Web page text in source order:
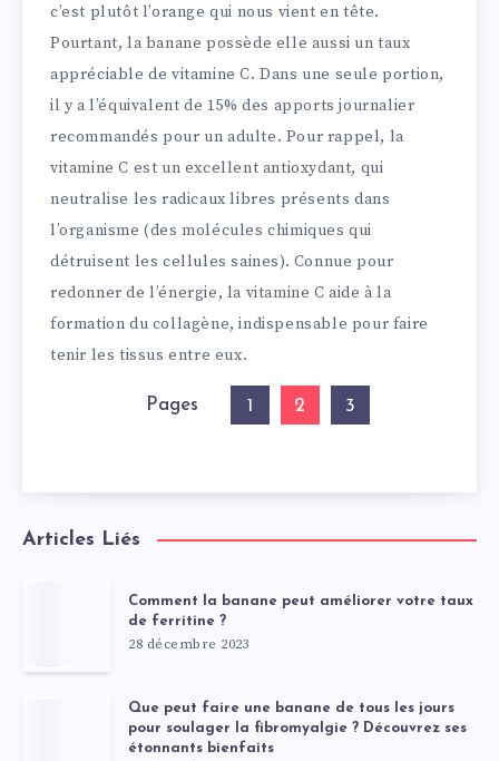
c’est plutôt l’orange qui nous vient en tête.
Pourtant, la banane possède elle aussi un taux
appréciable de vitamine C. Dans une seule portion,
il y a l’équivalent de 15% des apports journalier
recommandés pour un adulte. Pour rappel, la
vitamine C est un excellent antioxydant, qui
neutralise les radicaux libres présents dans
l’organisme (des molécules chimiques qui
détruisent les cellules saines). Connue pour
redonner de l’énergie, la vitamine C aide à la
formation du collagène, indispensable pour faire
tenir les tissus entre eux.
Pages 1 2 3
Articles Liés
Comment la banane peut améliorer votre taux
de ferritine ?
28 décembre 2023
Que peut faire une banane de tous les jours
pour soulager la fibromyalgie ? Découvrez ses
étonnants bienfaits